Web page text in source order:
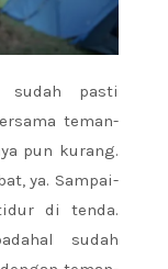
sudah pasti
teman-
pun kurang.
ya. Sampai-
di tenda.
sudah